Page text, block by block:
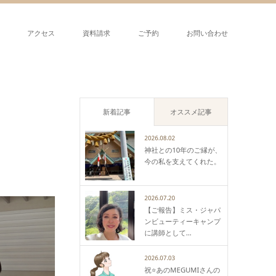
アクセス 資料請求 ご予約 お問い合わせ
新着記事 オススメ記事
2026.08.02
神社との10年のご縁が、
今の私を支えてくれた。
2026.07.20
【ご報告】ミス・ジャパ
ンビューティーキャンプ
に講師として…
2026.07.03
祝⭐️あのMEGUMIさんの